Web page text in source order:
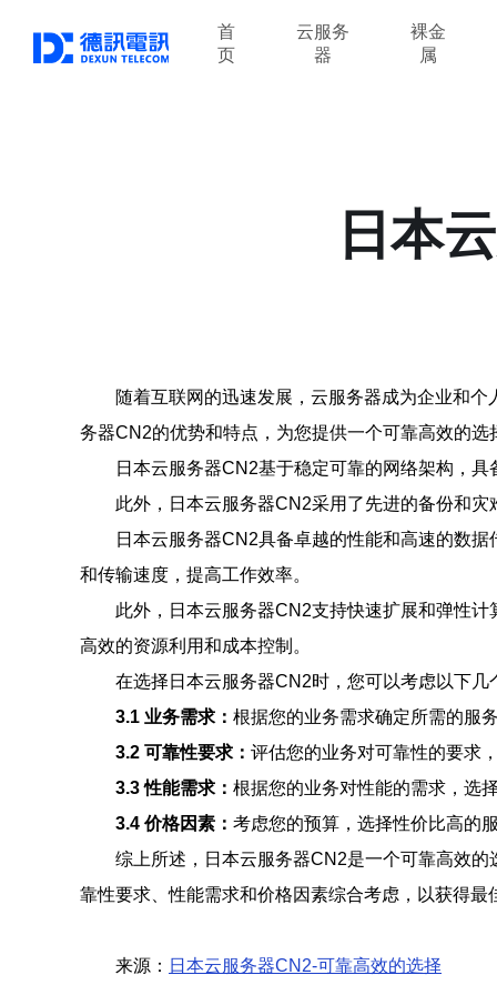
首
页
云服务
器
裸金
属
日本
随着互联网的迅速发展，云服务器成为企业和
务器CN2的优势和特点，为您提供一个可靠高效的选
日本云服务器CN2基于稳定可靠的网络架构，
此外，日本云服务器CN2采用了先进的备份和
日本云服务器CN2具备卓越的性能和高速的数
和传输速度，提高工作效率。
此外，日本云服务器CN2支持快速扩展和弹性
高效的资源利用和成本控制。
在选择日本云服务器CN2时，您可以考虑以下几
3.1 业务需求： 根据您的业务需求确定所需的服
3.2 可靠性要求： 评估您的业务对可靠性的要求
3.3 性能需求： 根据您的业务对性能的需求，选
3.4 价格因素： 考虑您的预算，选择性价比高的
综上所述，日本云服务器CN2是一个可靠高效
靠性要求、性能需求和价格因素综合考虑，以获得最
来源： 日本云服务器CN2-可靠高效的选择